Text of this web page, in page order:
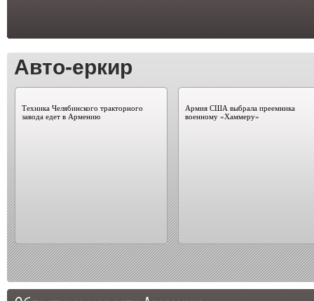
Авто-еркир
Техника Челябинского тракторного
завода едет в Армению
Армия США выбрала преемника
военному «Хаммеру»